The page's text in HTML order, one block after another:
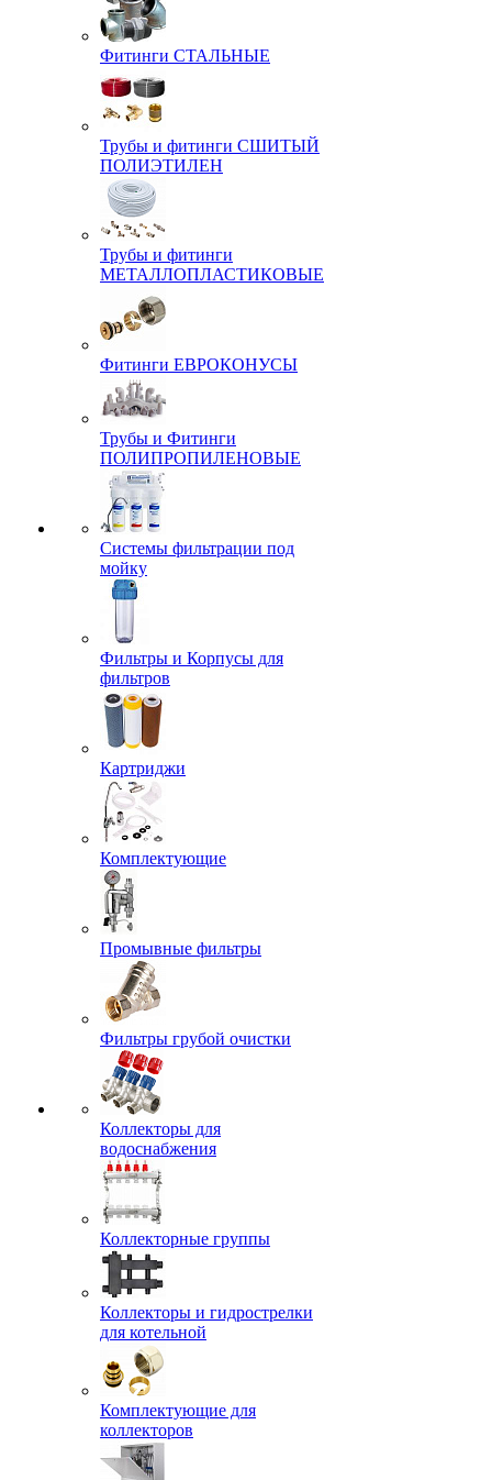
Фитинги СТАЛЬНЫЕ
Трубы и фитинги СШИТЫЙ
ПОЛИЭТИЛЕН
Трубы и фитинги
МЕТАЛЛОПЛАСТИКОВЫЕ
Фитинги ЕВРОКОНУСЫ
Трубы и Фитинги
ПОЛИПРОПИЛЕНОВЫЕ
Системы фильтрации под
мойку
Фильтры и Корпусы для
фильтров
Картриджи
Комплектующие
Промывные фильтры
Фильтры грубой очистки
Коллекторы для
водоснабжения
Коллекторные группы
Коллекторы и гидрострелки
для котельной
Комплектующие для
коллекторов